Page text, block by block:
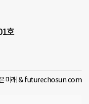
호
미래 & futurechosun.com